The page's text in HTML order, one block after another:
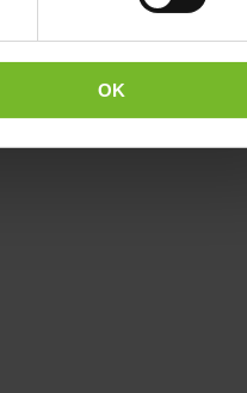
OK